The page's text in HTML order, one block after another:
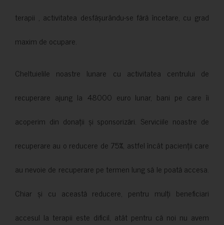
terapii , activitatea desfășurându-se fără încetare, cu grad
maxim de ocupare.
Cheltuielile noastre lunare cu activitatea centrului de
recuperare ajung la 48000 euro lunar, bani pe care îi
acoperim din donații și sponsorizări. Serviciile noastre de
recuperare au o reducere de 75%, astfel încât pacienții care
au nevoie de recuperare pe termen lung să le poată accesa.
Chiar și cu această reducere, pentru mulți beneficiari
accesul la terapii este dificil, atât pentru că noi nu avem